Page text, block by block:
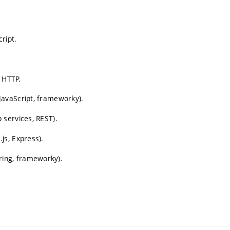
frameworky).
REST).
Express).
frameworky).